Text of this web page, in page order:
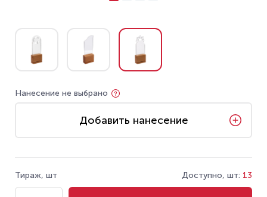
Нанесение не выбрано
Добавить нанесение
Тираж, шт Доступно, шт: 13